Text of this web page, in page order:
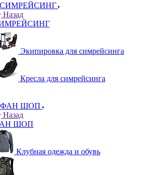
СИМРЕЙСИНГ
Назад
Экипировка для симрейсинга
Кресла для симрейсинга
ФАН ШОП
Назад
ШОП
Клубная одежда и обувь